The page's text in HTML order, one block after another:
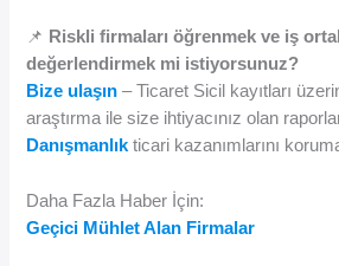
📌 Riskli firmaları öğrenmek ve iş
değerlendirmek mi istiyorsunuz?
Bize ulaşın – Ticaret Sicil kayıtları
araştırma ile size ihtiyacınız olan
Danışmanlıkticari kazanımlarını
Daha Fazla Haber İçin:
Geçici Mühlet Alan Firmalar